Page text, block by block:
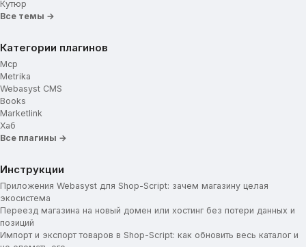
Кутюр
Все темы →
Категории плагинов
Mcp
Metrika
Webasyst CMS
Books
Marketlink
Хаб
Все плагины →
Инструкции
Приложения Webasyst для Shop-Script: зачем магазину целая
экосистема
Переезд магазина на новый домен или хостинг без потери данных и
позиций
Импорт и экспорт товаров в Shop-Script: как обновить весь каталог и